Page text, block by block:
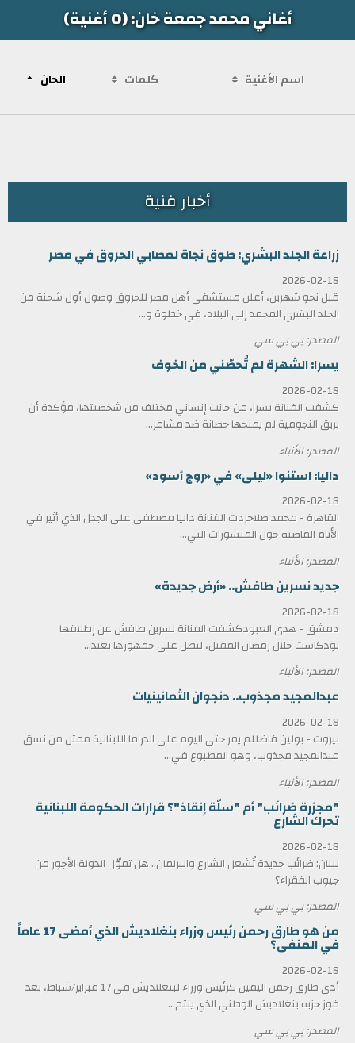
أغاني محمد جمعة خان: (0 أغنية)
اسم الأغنية كلمات الحان
أخبار فنية
زراعة الجلد البشري: طوق نجاة لمصابي الحروق في مصر
2026-02-18
قبل نحو شهرين، أعلن مستشفى أهل مصر للحروق وصول أول شحنة من
الجلد البشري المجمد إلى البلاد، في خطوة و...
المصدر: بي بي سي
يسرا: الشهرة لم تُحصّني من الخوف
2026-02-18
كشفت الفنانة يسرا، عن جانب إنساني مختلف من شخصيتها، مؤكدة أن
بريق النجومية لم يمنحها حصانة ضد مشاعر...
المصدر: الأنباء
داليا: استنوا «ليلى» في «روج أسود»
2026-02-18
القاهرة - محمد صلاحردت الفنانة داليا مصطفى على الجدل الذي أثير في
الأيام الماضية حول المنشورات التي...
المصدر: الأنباء
جديد نسرين طافش.. «أرض جديدة»
2026-02-18
دمشق - هدى العبودكشفت الفنانة نسرين طافش عن إطلاقها
بودكاست خلال رمضان المقبل، لتطل على جمهورها بعيد...
المصدر: الأنباء
عبدالمجيد مجذوب.. دنجوان الثمانينيات
2026-02-18
بيروت - بولين فاضللم يمر حتى اليوم على الدراما اللبنانية ممثل من نسق
عبدالمجيد مجذوب، وهو المطبوع في...
المصدر: الأنباء
"مجزرة ضرائب" أم "سلّة إنقاذ"؟ قرارات الحكومة اللبنانية
تحرك الشارع
2026-02-18
لبنان: ضرائب جديدة تُشعل الشارع والبرلمان.. هل تموّل الدولة الأجور من
جيوب الفقراء؟
المصدر: بي بي سي
من هو طارق رحمن رئيس وزراء بنغلاديش الذي أمضى 17 عاماً
في المنفى؟
2026-02-18
أدى طارق رحمن اليمين كرئيس وزراء لبنغلاديش في 17 فبراير/شباط، بعد
فوز حزبه بنغلاديش الوطني الذي ينتم...
المصدر: بي بي سي